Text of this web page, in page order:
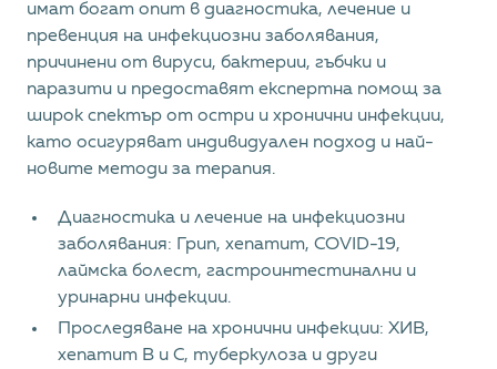
имат богат опит в диагностика, лечение и
превенция на инфекциозни заболявания,
причинени от вируси, бактерии, гъбчки и
паразити и предоставят експертна помощ за
широк спектър от остри и хронични инфекции,
като осигуряват индивидуален подход и най-
новите методи за терапия.
Диагностика и лечение на инфекциозни
заболявания: Грип, хепатит, COVID-19,
лаймска болест, гастроинтестинални и
уринарни инфекции.
Проследяване на хронични инфекции: ХИВ,
хепатит В и С, туберкулоза и други